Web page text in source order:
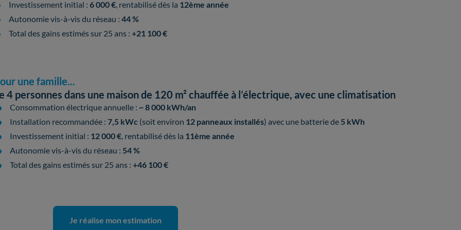
Investissement initial :6 000 €, rentabilisé dès la 12ème année
Autonomie vis-à-vis du réseau :44 %
Total des gains estimés sur 25 ans :+21 100 €
une famille...
4 personnes dans une maison de 120 m² chauffée à l’électrique, avec une climatisation
Consommation électrique annuelle : ~ 8 000 kWh/an
Installation recommandée : 7,5 kWc (soit environ 12 panneaux installés) avec une batterie de 5 kWh
Investissement initial : 12 000 €, rentabilisé dès la 11ème année
Autonomie vis-à-vis du réseau : 54 %
Total des gains estimés sur 25 ans : +46 100 €
Je réalise mon estimation